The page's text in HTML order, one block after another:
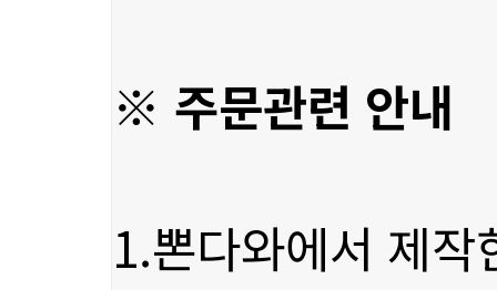
※ 주문관련 안내